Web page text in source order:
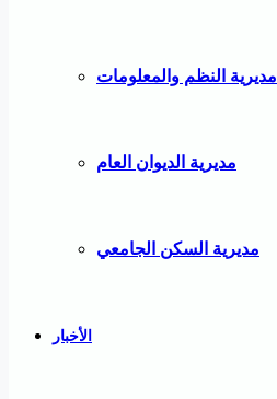
مديرية النظم والمعلومات
مديرية الديوان العام
مديرية السكن الجامعي
الأخبار